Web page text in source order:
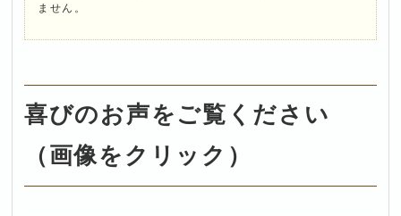
ません。
喜びのお声をご覧ください
（画像をクリック）